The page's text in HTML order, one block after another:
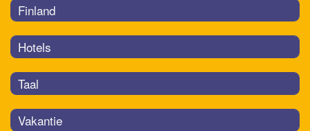
Finland
Hotels
Taal
Vakantie